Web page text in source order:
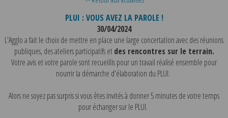
PLUI : VOUS AVEZ LA PAROLE !
30/04/2024
L'Agglo a fait le choix de mettre en place une large concertation avec des réunions
publiques, des ateliers participatifs etdes rencontres sur le terrain.
Votre avis et votre parole sont recueillis pour un travail réalisé ensemble pour
nourrir la démarche d'élaboration du PLUI.
Alors ne soyez pas surpris si vous êtes invités à donner 5 minutes de votre temps
pour échanger sur le PLUI.